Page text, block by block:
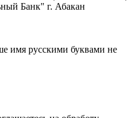
Банк" г. Абакан
имя русскими буквами не